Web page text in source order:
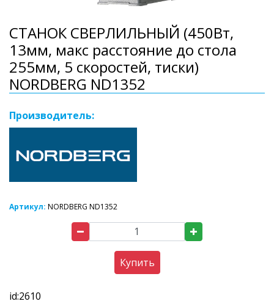
СТАНОК СВЕРЛИЛЬНЫЙ (450Вт,
13мм, макс расстояние до стола
255мм, 5 скоростей, тиски)
NORDBERG ND1352
Производитель:
Артикул: NORDBERG ND1352
Купить
id:2610